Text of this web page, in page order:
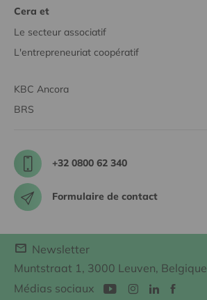
Cera et
Le secteur associatif
L'entrepreneuriat coopératif
KBC Ancora
BRS
+32 0800 62 340
Formulaire de contact
Newsletter
Muntstraat 1, 3000 Leuven, Belgique
Médias sociaux